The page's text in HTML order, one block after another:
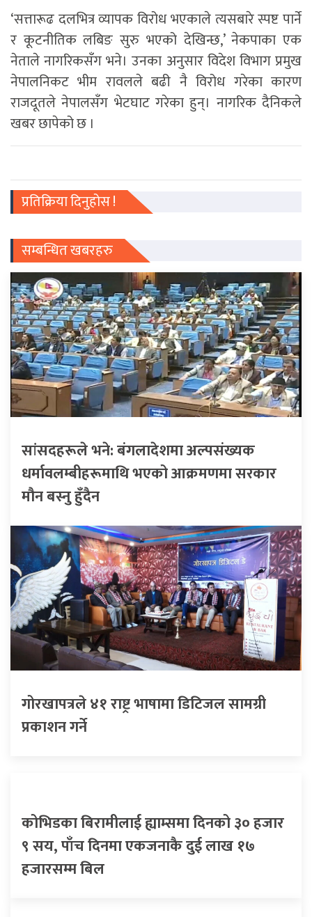
‘सत्तारूढ दलभित्र व्यापक विरोध भएकाले त्यसबारे स्पष्ट पार्ने
र कूटनीतिक लबिङ सुरु भएको देखिन्छ,’ नेकपाका एक
नेताले नागरिकसँग भने। उनका अनुसार विदेश विभाग प्रमुख
नेपालनिकट भीम रावलले बढी नै विरोध गरेका कारण
राजदूतले नेपालसँग भेटघाट गरेका हुन्। नागरिक दैनिकले
खबर छापेको छ ।
प्रतिक्रिया दिनुहोस !
सम्बन्धित खबरहरु
सांसदहरूले भने: बंगलादेशमा अल्पसंख्यक
धर्मावलम्बीहरूमाथि भएको आक्रमणमा सरकार
मौन बस्नु हुँदैन
गोरखापत्रले ४१ राष्ट्र भाषामा डिटिजल सामग्री
प्रकाशन गर्ने
कोभिडका बिरामीलाई ह्याम्समा दिनको ३० हजार
९ सय, पाँच दिनमा एकजनाकै दुई लाख १७
हजारसम्म बिल